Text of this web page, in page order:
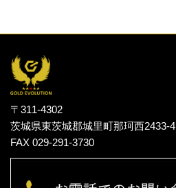
〒311-4302
茨城県東茨城郡城里町那珂西2433-4
FAX 029-291-3730